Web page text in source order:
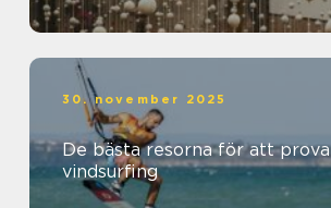
30. november 2025
De bästa resorna för att prova
vindsurfing